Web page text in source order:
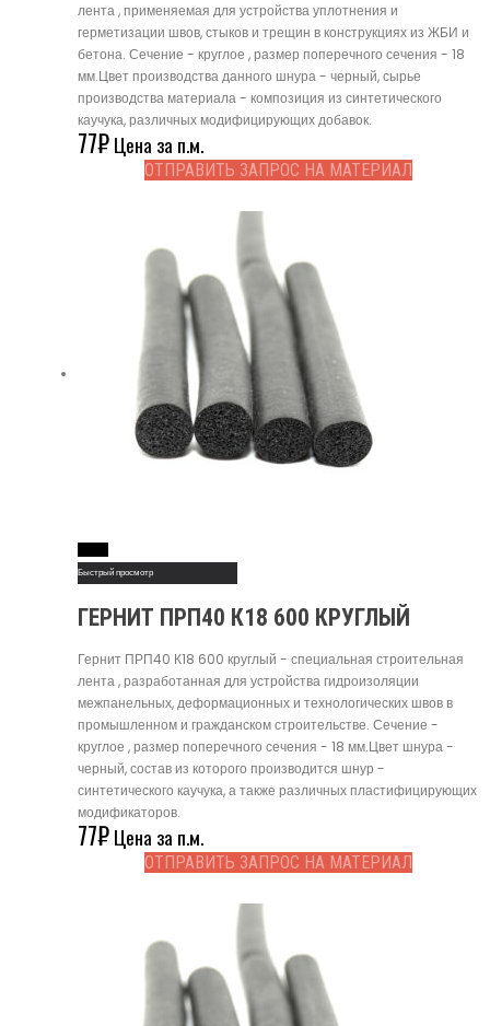
лента , применяемая для устройства уплотнения и
герметизации швов, стыков и трещин в конструкциях из ЖБИ и
бетона. Сечение - круглое , размер поперечного сечения - 18
мм.Цвет производства данного шнура - черный, сырье
производства материала - композиция из синтетического
каучука, различных модифицирующих добавок.
77₽Цена за п.м.
ОТПРАВИТЬ ЗАПРОС НА МАТЕРИАЛ
Быстрый просмотр
ГЕРНИТ ПРП40 К18 600 КРУГЛЫЙ
Гернит ПРП40 К18 600 круглый - специальная строительная
лента , разработанная для устройства гидроизоляции
межпанельных, деформационных и технологических швов в
промышленном и гражданском строительстве. Сечение -
круглое , размер поперечного сечения - 18 мм.Цвет шнура -
черный, состав из которого производится шнур -
синтетического каучука, а также различных пластифицирующих
модификаторов.
77₽Цена за п.м.
ОТПРАВИТЬ ЗАПРОС НА МАТЕРИАЛ